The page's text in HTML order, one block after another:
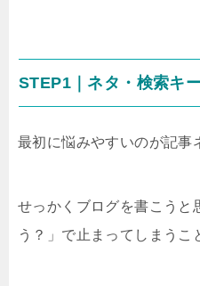
STEP1｜ネタ・検索キ
最初に悩みやすいのが記事
せっかくブログを書こうと
う？」で止まってしまうこ